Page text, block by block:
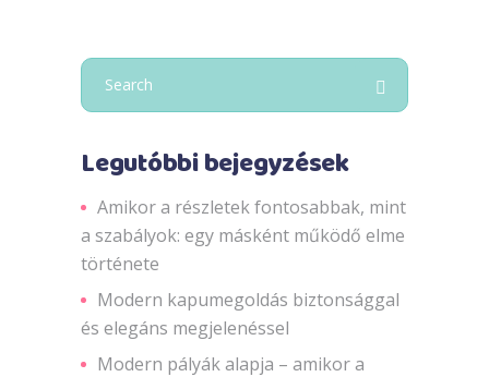
Search
for:
Legutóbbi bejegyzések
Amikor a részletek fontosabbak, mint
a szabályok: egy másként működő elme
története
Modern kapumegoldás biztonsággal
és elegáns megjelenéssel
Modern pályák alapja – amikor a